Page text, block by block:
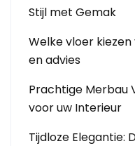
Stijl met Gemak
Welke vloer
en advies
Prachtige Merbau
voor uw Interieur
Tijdloze Elegantie: